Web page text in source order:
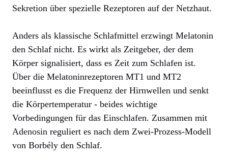
Sekretion über spezielle Rezeptoren auf der Netzhaut.
Anders als klassische Schlafmittel erzwingt Melatonin
den Schlaf nicht. Es wirkt als Zeitgeber, der dem
Körper signalisiert, dass es Zeit zum Schlafen ist.
Über die Melatoninrezeptoren MT1 und MT2
beeinflusst es die Frequenz der Hirnwellen und senkt
die Körpertemperatur - beides wichtige
Vorbedingungen für das Einschlafen. Zusammen mit
Adenosin reguliert es nach dem Zwei-Prozess-Modell
von Borbély den Schlaf.